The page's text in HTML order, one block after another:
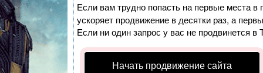
Если вам трудно попасть на первые места в
ускоряет продвижение в десятки раз, а
Если ни один запрос у вас не продвинется в
Начать продвижение сайта